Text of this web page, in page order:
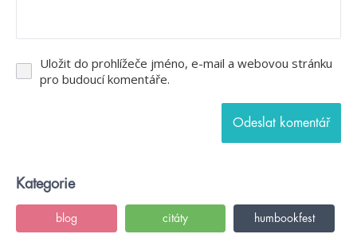
Uložit do prohlížeče jméno, e-mail a webovou stránku
pro budoucí komentáře.
Kategorie
blog citáty humbookfest